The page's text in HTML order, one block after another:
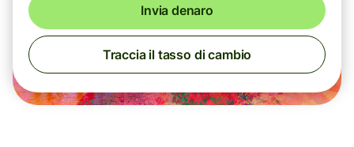
Invia denaro
Traccia il tasso di cambio